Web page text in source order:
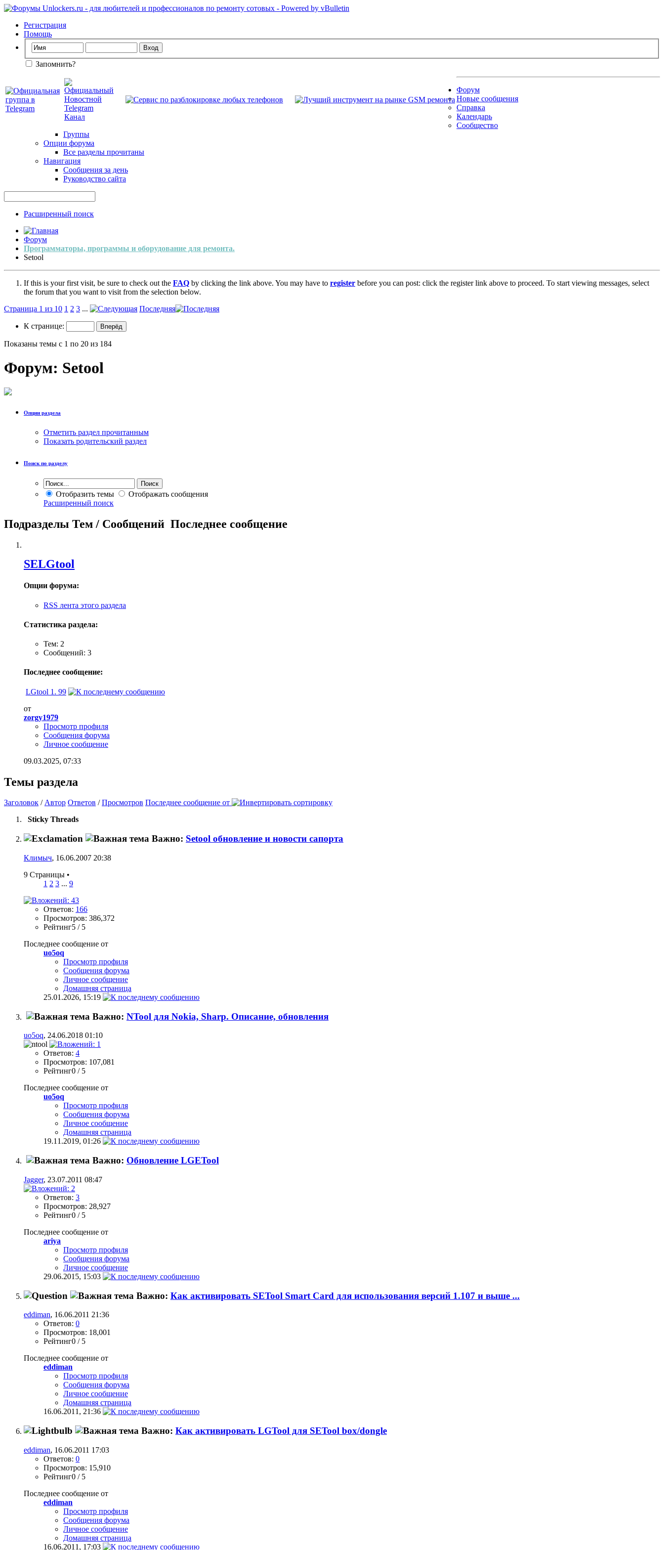
Регистрация
Помощь
Запомнить?
Форум
Новые сообщения
Справка
Календарь
Сообщество
Группы
Опции форума
Все разделы прочитаны
Навигация
Сообщения за день
Руководство сайта
Расширенный поиск
Форум
Программаторы, программы и оборудование для ремонта.
Setool
If this is your first visit, be sure to check out the FAQ by clicking the link above. You may have to register before you can post: click the register link above to proceed. To start viewing messages, select
the forum that you want to visit from the selection below.
Страница 1 из 10 1 2 3 ... Последняя
К странице:
Показаны темы с 1 по 20 из 184
Форум: Setool
Опции раздела
Отметить раздел прочитанным
Показать родительский раздел
Поиск по разделу
Отобразить темы
Отображать сообщения
Расширенный поиск
Подразделы Тем / Сообщений Последнее сообщение
SELGtool
Опции форума:
RSS лента этого раздела
Статистика раздела:
Тем: 2
Сообщений: 3
Последнее сообщение:
LGtool 1. 99
от
zorgy1979
Просмотр профиля
Сообщения форума
Личное сообщение
09.03.2025, 07:33
Темы раздела
Заголовок /Автор Ответов /Просмотров Последнее сообщение от
Sticky Threads
Важно: Setool обновление и новости сапорта
Климыч, 16.06.2007 20:38
9 Страницы •
1 2 3 ... 9
Ответов: 166
Просмотров: 386,372
Рейтинг5 / 5
Последнее сообщение от
uo5oq
Просмотр профиля
Сообщения форума
Личное сообщение
Домашняя страница
25.01.2026, 15:19
Важно: NTool для Nokia, Sharp. Описание, обновления
uo5oq, 24.06.2018 01:10
Ответов: 4
Просмотров: 107,081
Рейтинг0 / 5
Последнее сообщение от
uo5oq
Просмотр профиля
Сообщения форума
Личное сообщение
Домашняя страница
19.11.2019, 01:26
Важно: Обновление LGETool
Jagger, 23.07.2011 08:47
Ответов: 3
Просмотров: 28,927
Рейтинг0 / 5
Последнее сообщение от
ariya
Просмотр профиля
Сообщения форума
Личное сообщение
29.06.2015, 15:03
Важно: Как активировать SETool Smart Card для использования версий 1.107 и выше ...
eddiman, 16.06.2011 21:36
Ответов: 0
Просмотров: 18,001
Рейтинг0 / 5
Последнее сообщение от
eddiman
Просмотр профиля
Сообщения форума
Личное сообщение
Домашняя страница
16.06.2011, 21:36
Важно: Как активировать LGTool для SETool box/dongle
eddiman, 16.06.2011 17:03
Ответов: 0
Просмотров: 15,910
Рейтинг0 / 5
Последнее сообщение от
eddiman
Просмотр профиля
Сообщения форума
Личное сообщение
Домашняя страница
16.06.2011, 17:03